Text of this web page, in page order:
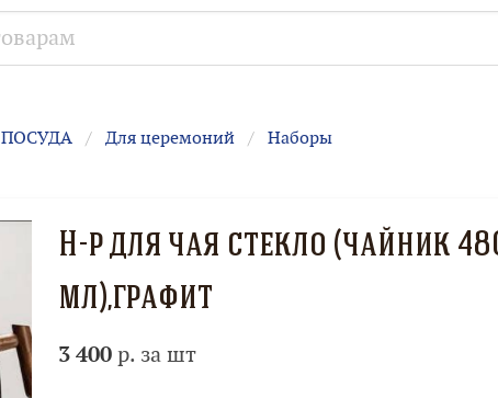
ПОСУДА Для церемоний Наборы
Н-р для чая стекло (чайник
мл),графит
3 400р. за шт